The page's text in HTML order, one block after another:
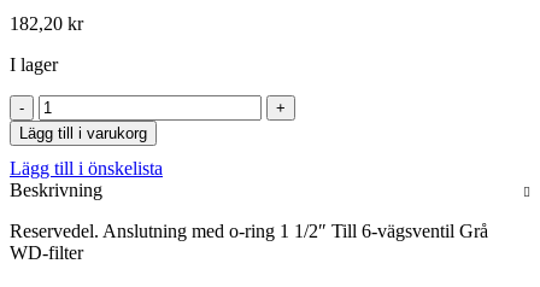
182,20 kr
I lager
Anslutning
med
o-
ring
1
Till
6-
Lägg till i varukorg
Lägg till i önskelista
Beskrivning
Reservedel. Anslutning med o-ring 1 1/2″ Till 6-vägsventil Grå
WD-filter